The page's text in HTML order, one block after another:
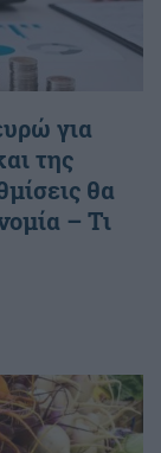
για
της
θα
– Τι